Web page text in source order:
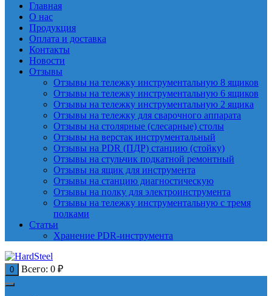
Главная
О нас
Продукция
Оплата и доставка
Контакты
Новости
Отзывы
Отзывы на тележку инструментальную 8 ящиков
Отзывы на тележку инструментальную 6 ящиков
Отзывы на тележку инструментальную 2 ящика
Отзывы на тележку для сварочного аппарата
Отзывы на столярные (слесарные) столы
Отзывы на верстак инструментальный
Отзывы на PDR (ПДР) станцию (стойку)
Отзывы на стульчик подкатной ремонтный
Отзывы на ящик для инструмента
Отзывы на станцию диагностическую
Отзывы на полку для электроинструмента
Отзывы на тележку инструментальную с тремя
полками
Статьи
Хранение PDR-инструмента
0 Всего: 0 ₽